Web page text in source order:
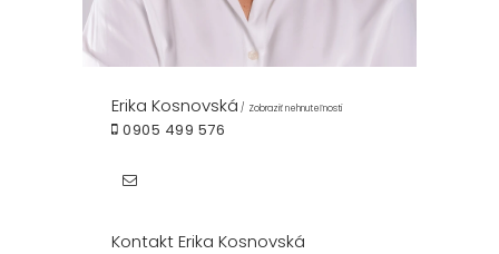
Erika Kosnovská Zobraziť nehnuteľnosti
0905 499 576
Kontakt Erika Kosnovská